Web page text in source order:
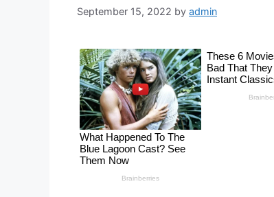
September 15, 2022 by admin